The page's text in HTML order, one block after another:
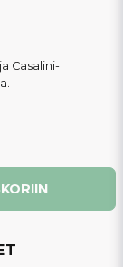
Casalini-